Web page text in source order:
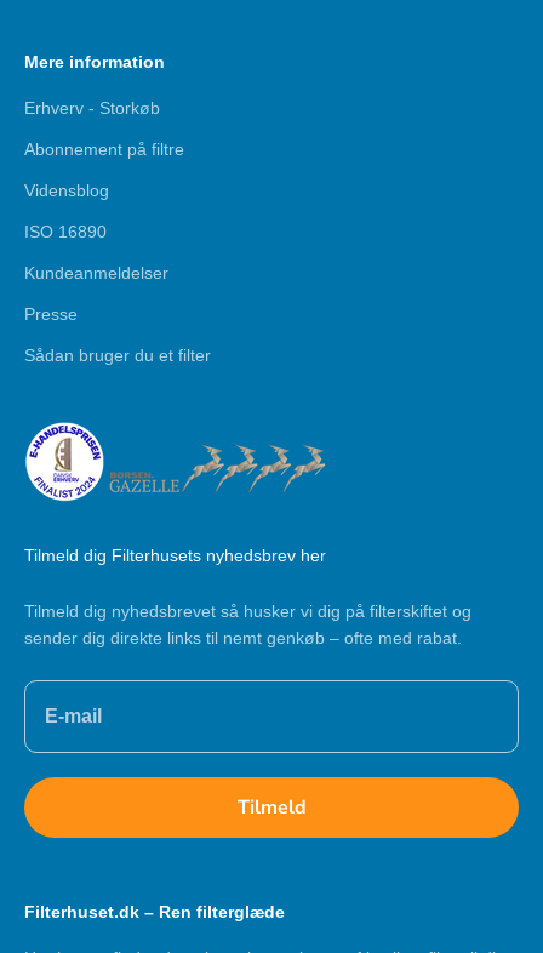
Mere information
Erhverv - Storkøb
Abonnement på filtre
Vidensblog
ISO 16890
Kundeanmeldelser
Presse
Sådan bruger du et filter
Tilmeld dig Filterhusets nyhedsbrev her
Tilmeld dig nyhedsbrevet så husker vi dig på filterskiftet og
sender dig direkte links til nemt genkøb – ofte med rabat.
Tilmeld
Filterhuset.dk – Ren filterglæde